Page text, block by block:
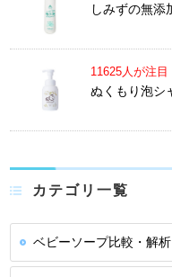
しみずの無添
11625人が注目
ぬくもり泡シ
カテゴリ一覧
ベビーソープ比較・解析